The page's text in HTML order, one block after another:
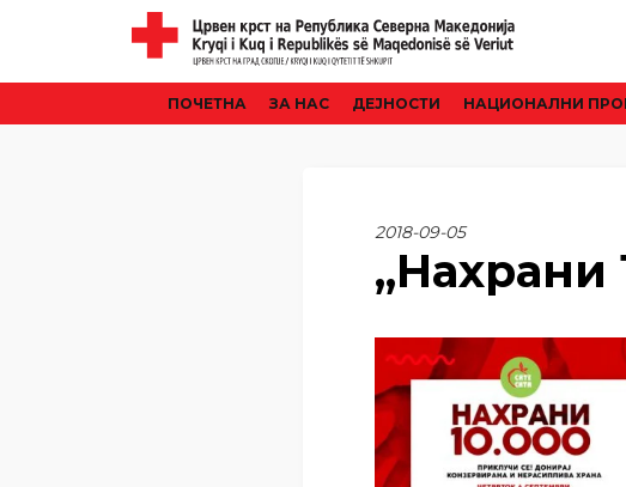
ПОЧЕТНА ЗА НАС ДЕЈНОСТИ НАЦИОНАЛНИ
2018-09-05
„Нахрани